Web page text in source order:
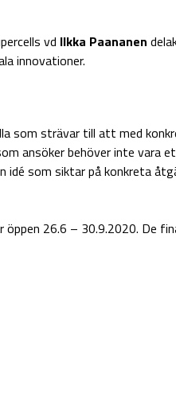
vd Ilkka Paananen
innovationer.
som strävar till att med
ansöker behöver inte vara
idé som siktar på konkreta
26.6 – 30.9.2020. De